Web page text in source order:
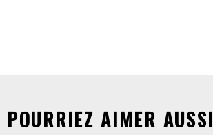
POURRIEZ AIMER AUSSI